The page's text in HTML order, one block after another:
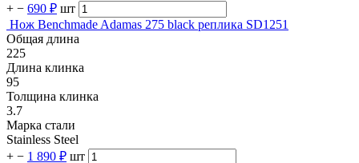
+ − 690 ₽ шт
Нож Benchmade Adamas 275 black реплика SD1251
Общая длина
225
Длина клинка
95
Толщина клинка
3.7
Марка стали
Stainless Steel
+ − 1 890 ₽ шт